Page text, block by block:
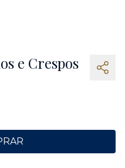
e Crespos